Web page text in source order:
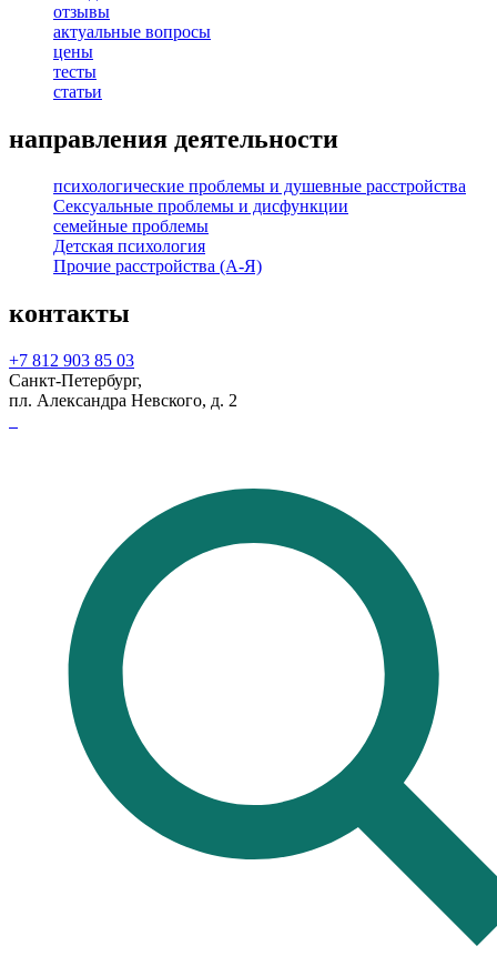
отзывы
актуальные вопросы
цены
тесты
статьи
направления деятельности
психологические проблемы и душевные расстройства
Сексуальные проблемы и дисфункции
семейные проблемы
Детская психология
Прочие расстройства (А-Я)
контакты
+7 812 903 85 03
Санкт-Петербург,
пл. Александра Невского, д. 2